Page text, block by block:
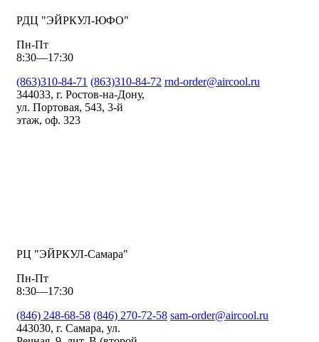
РДЦ "ЭЙРКУЛ-ЮФО"
Пн-Пт
8:30—17:30
(863)310-84-71 (863)310-84-72 rnd-order@aircool.ru
344033, г. Ростов-на-Дону,
ул. Портовая, 543, 3-й
этаж, оф. 323
РЦ "ЭЙРКУЛ-Самара"
Пн-Пт
8:30—17:30
(846) 248-68-58 (846) 270-72-58 sam-order@aircool.ru
443030, г. Самара, ул.